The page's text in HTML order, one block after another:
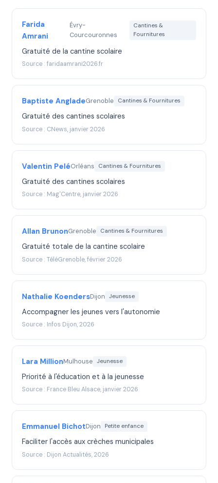
Farida
Amrani
Évry-
Courcouronnes
Cantines &
Fournitures
Gratuité de la cantine scolaire
Source : faridaamrani2026.fr
Baptiste AngladeGrenoble Cantines & Fournitures
Gratuité des cantines scolaires
Source : CNews, janvier 2026
Valentin PeléOrléans Cantines & Fournitures
Gratuité des cantines scolaires
Source : Mag'Centre, janvier 2026
Allan BrunonGrenoble Cantines & Fournitures
Gratuité totale de la cantine scolaire
Source : TéléGrenoble, février 2026
Nathalie KoendersDijon Jeunesse
Accompagner les jeunes vers l'autonomie
Source : Infos Dijon, 2026
Lara MillionMulhouse Jeunesse
Priorité à l'éducation et à la jeunesse
Source : France Bleu Alsace, janvier 2026
Emmanuel BichotDijon Petite enfance
Faciliter l'accès aux crèches municipales
Source : Dijon Actualités, 2026